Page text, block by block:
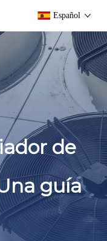
Español
de
guía